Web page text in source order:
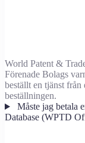
World Patent &
Förenade Bolags
beställt en tjänst
beställningen.
Måste jag betala
Database (WPTD